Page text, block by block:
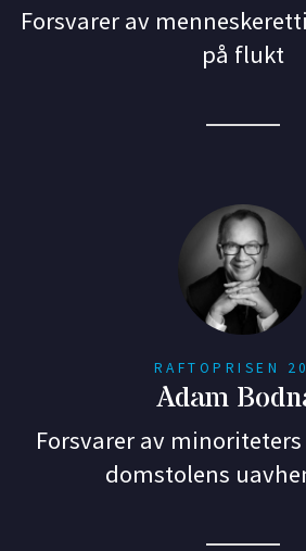
Forsvarer av
på flukt
RAFTOPRISEN
Adam
Forsvarer av
domstolens